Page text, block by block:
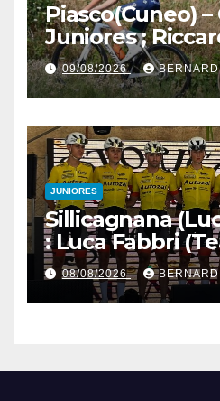
Piasco(Cuneo) –
Juniores ;
(Guerrini-
fotofinish su
Piasco) e
Fagnano Nuova)
09/08/2026
JUNIORES
Sillicagnana (Lucca) -
: Luca Fabbri
Tommasini)
Premio
Memorial Gino
08/08/2026